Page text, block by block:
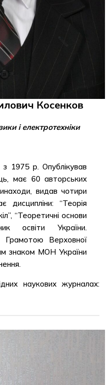
Косенков
і електротехніки
1975 р. Опублікував
має 60 авторських
видав чотири
дисципліни: “Теорія
“Теоретичні основи
освіти України.
Верховної
знаком МОН України
наукових журналах: